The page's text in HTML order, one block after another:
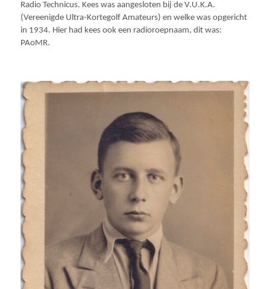
Radio Technicus. Kees was aangesloten bij de V.U.K.A.
(Vereenigde Ultra-Kortegolf Amateurs) en welke was opgericht
in 1934. Hier had kees ook een radioroepnaam, dit was:
PAoMR.